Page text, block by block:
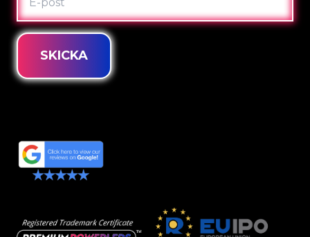
POST
SKICKA